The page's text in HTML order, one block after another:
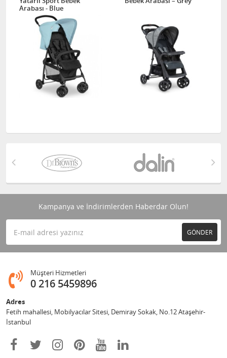
Arabası - Blue
Kampanya ve İndirimlerden Haberdar Olun!
GÖNDER
Müşteri Hizmetleri
0 216 5459896
Adres
Fetih mahallesi, Mobilyacılar Sitesi, Demiray Sokak, No.12 Ataşehir-
İstanbul